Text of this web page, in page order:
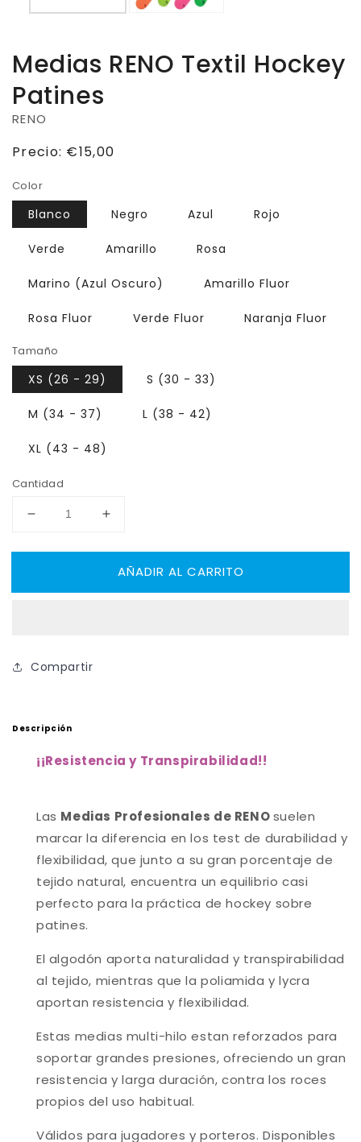
Medias RENO Textil Hockey
Patines
RENO
Precio
Precio: €15,00
Color
Blanco Negro Azul Rojo
Verde Amarillo Rosa
Marino (Azul Oscuro) Amarillo Fluor
Rosa Fluor Verde Fluor Naranja Fluor
Tamaño
XS (26 - 29) S (30 - 33)
M (34 - 37) L (38 - 42)
XL (43 - 48)
Cantidad
Reducir
para
Aumentar
para
Medias
AÑADIR AL CARRITO
Compartir
Descripción
¡¡Resistencia y Transpirabilidad!!
Las Medias Profesionales de RENOsuelen
marcar la diferencia en los test de durabilidad y
flexibilidad, que junto a su gran porcentaje de
tejido natural, encuentra un equilibrio casi
perfecto para la práctica de hockey sobre
patines.
El algodón aporta naturalidad y transpirabilidad
al tejido, mientras que la poliamida y lycra
aportan resistencia y flexibilidad.
Estas medias multi-hilo estan reforzados para
soportar grandes presiones, ofreciendo un gran
resistencia y larga duración, contra los roces
propios del uso habitual.
Válidos para jugadores y porteros. Disponibles